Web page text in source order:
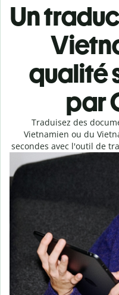
Un
qualité
par
Traduisez des
Vietnamien ou du
secondes avec l'outil de